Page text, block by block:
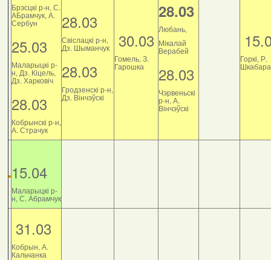
Брэсцкі р-н, С.
АБрамчук, А.
Сербун
25.03
Маларыцкі р-
н, Дз. Кіцель,
Дз. Харковіч
28.03
Кобрынскі р-н,
А. Страчук
28.03
Свіслацкі р-н,
Дз. Шыманчук
28.03
Гродзенскі р-н,
Дз. Вінчэўскі
30.03
Гомель, З.
Гарошка
28.03
Любань,
Мікалай
Верабей
28.03
Чэрвеньскі
р-н, А.
Вінчэўскі
Горкі, Р.
Шкабара
15.04
Маларыцкі р-
н, С. Абрамчук
31.03
Кобрын, А.
Кальчанка